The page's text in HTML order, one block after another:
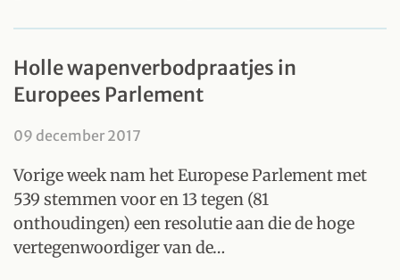
Holle wapenverbodpraatjes in
Europees Parlement
09 december 2017
Vorige week nam het Europese Parlement met
539 stemmen voor en 13 tegen (81
onthoudingen) een resolutie aan die de hoge
vertegenwoordiger van de…